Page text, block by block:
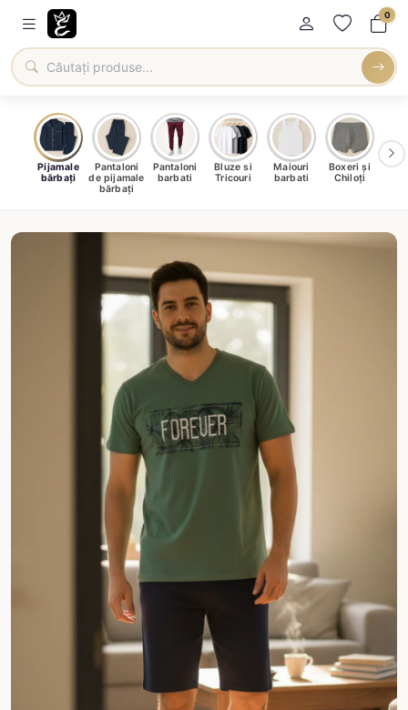
0
Pijamale
bărbați
Pantaloni
de pijamale
bărbați
Pantaloni
barbati
Bluze si
Tricouri
Maiouri
barbati
Boxeri și
Chiloți